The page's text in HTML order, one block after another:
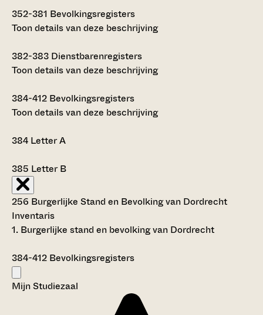
352-381 Bevolkingsregisters
Toon details van deze beschrijving
382-383 Dienstbarenregisters
Toon details van deze beschrijving
384-412 Bevolkingsregisters
Toon details van deze beschrijving
384 Letter A
385 Letter B
256 Burgerlijke Stand en Bevolking van Dordrecht
Inventaris
1. Burgerlijke stand en bevolking van Dordrecht
384-412 Bevolkingsregisters
Mijn Studiezaal